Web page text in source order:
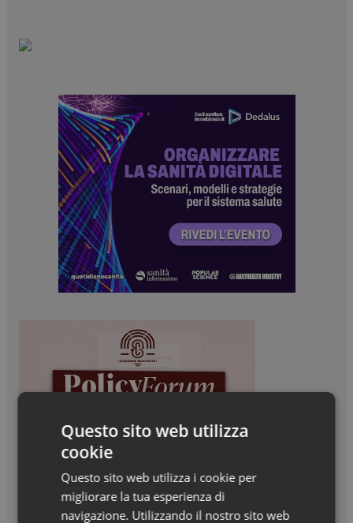
Questo sito web utilizza
cookie
Questo sito web utilizza i cookie per
migliorare la tua esperienza di
navigazione. Utilizzando il nostro sito web